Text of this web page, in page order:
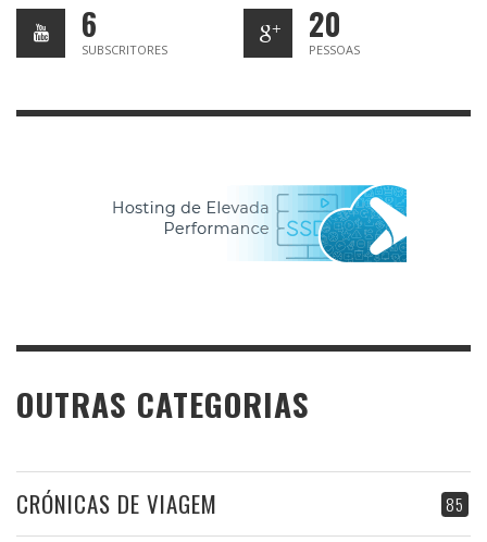
6
SUBSCRITORES
20
PESSOAS
OUTRAS CATEGORIAS
85
CRÓNICAS DE VIAGEM